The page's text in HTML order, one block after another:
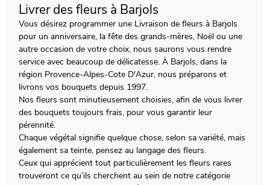
Livrer des fleurs à Barjols
Vous désirez programmer une Livraison de fleurs à Barjols
pour un anniversaire, la fête des grands-mères, Noël ou une
autre occasion de votre choix, nous saurons vous rendre
service avec beaucoup de délicatesse. À Barjols, dans la
région Provence-Alpes-Cote D'Azur, nous préparons et
livrons vos bouquets depuis 1997.
Nos fleurs sont minutieusement choisies, afin de vous livrer
des bouquets toujours frais, pour vous garantir leur
pérennité.
Chaque végétal signifie quelque chose, selon sa variété, mais
également sa teinte, pensez au langage des fleurs.
Ceux qui apprécient tout particulièrement les fleurs rares
trouveront ce qu’ils cherchent au sein de notre catégorie